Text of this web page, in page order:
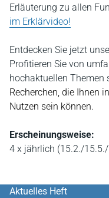
Erläuterung zu allen
im Erklärvideo!
Entdecken Sie jetzt
Profitieren Sie von
hochaktuellen Themen
Recherchen, die Ihnen
Nutzen sein können.
Erscheinungsweise:
4 x jährlich (15.2./
Aktuelles Heft